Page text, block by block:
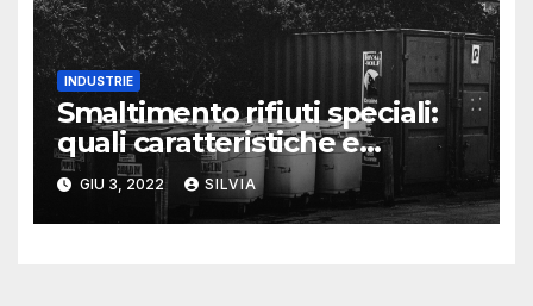
INDUSTRIE
Smaltimento rifiuti speciali:
quali caratteristiche e
certificazioni deve avere
l’azienda
GIU 3, 2022 SILVIA